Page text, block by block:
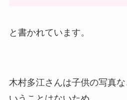
と書かれています。
木村多江さんは子供の写真